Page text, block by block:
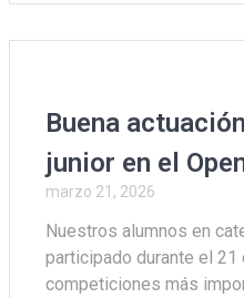
ce
b
o
k
tt
er
ail
s
p
p
Buena
junior en el
marzo 21, 2026
Nuestros alumnos en
participado durante el 21
competiciones más